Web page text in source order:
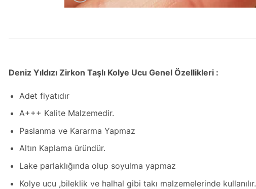
Deniz Yıldızı Zirkon Taşlı Kolye Ucu Genel Özellikleri :
Adet fiyatıdır
A+++ Kalite Malzemedir.
Paslanma ve Kararma Yapmaz
Altın Kaplama üründür.
Lake parlaklığında olup soyulma yapmaz
Kolye ucu ,bileklik ve halhal gibi takı malzemelerinde kullanılır.